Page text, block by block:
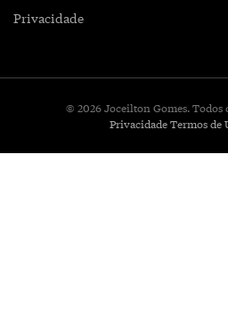
Privacidade
© 2026 Joceilton Gomes. Todos
PrivacidadeTermos de